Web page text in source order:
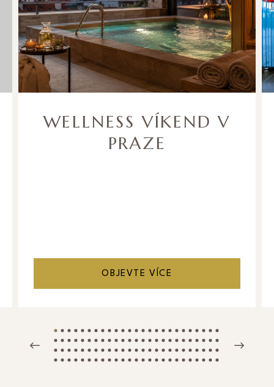
WELLNESS VÍKEND V
PRAZE
OBJEVTE VÍCE